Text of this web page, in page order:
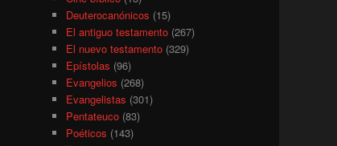
Deuterocanónicos (15)
El antiguo testamento(267)
El nuevo testamento(329)
Epístolas (96)
Evangelios (268)
Evangelistas (301)
Pentateuco(83)
Poéticos (143)